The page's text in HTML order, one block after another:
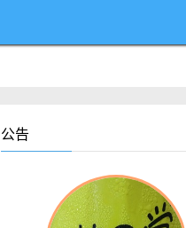
公告